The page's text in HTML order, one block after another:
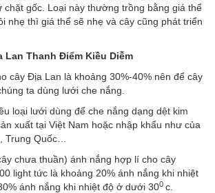
chặt gốc. Loại này thường trồng bằng giá thể
nhẹ thì giá thể sẽ nhẹ và cây cũng phát triển
Lan Thanh Điểm Kiều Diễm
cây Địa Lan là khoảng 30%-40% nên để cây
ta dùng lưới che nắng.
loại lưới dùng để che nắng dạng dệt kim
xuất tại Việt Nam hoặc nhập khẩu như của
Trung Quốc…
chưa thuần) ánh nắng hợp lí cho cây
light tức là khoảng 20% ánh nắng khi nhiệt
ánh nắng khi nhiệt độ ở dưới 300 c.